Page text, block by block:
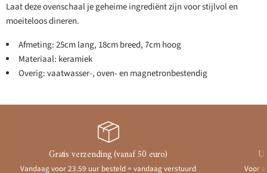
Laat deze ovenschaal je geheime ingrediënt zijn voor stijlvol en
moeiteloos dineren.
Afmeting: 25cm lang, 18cm breed, 7cm hoog
Materiaal: keramiek
Overig: vaatwasser-, oven- en magnetronbestendig
Gratis verzending (vanaf 50 euro)
Vandaag voor 23.59 uur besteld = vandaag verstuurd Voor